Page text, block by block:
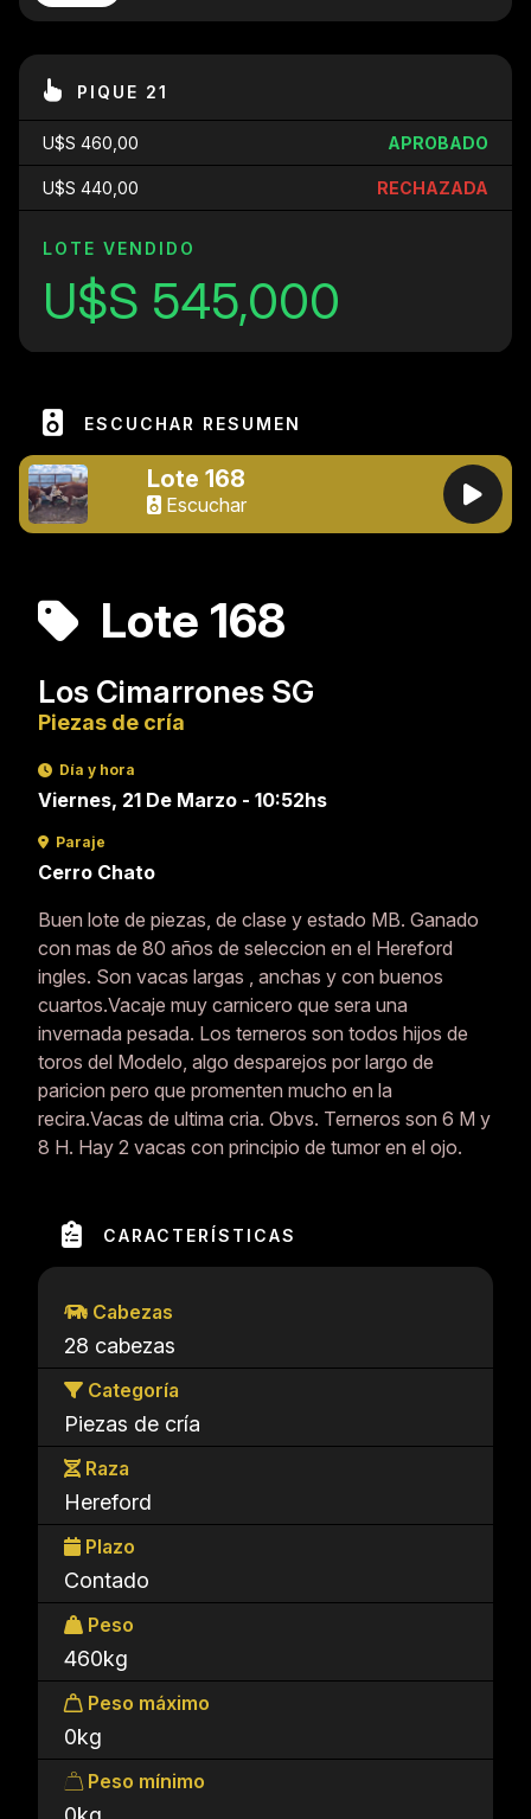
PIQUE 21
U$S 460,00 APROBADO
U$S 440,00 RECHAZADA
LOTE VENDIDO
U$S 545,000
ESCUCHAR RESUMEN
Lote 168
Escuchar
Lote 168
Los Cimarrones SG
Piezas de cría
Día y hora
Viernes, 21 De Marzo - 10:52hs
Paraje
Cerro Chato
Buen lote de piezas, de clase y estado MB. Ganado
con mas de 80 años de seleccion en el Hereford
ingles. Son vacas largas , anchas y con buenos
cuartos.Vacaje muy carnicero que sera una
invernada pesada. Los terneros son todos hijos de
toros del Modelo, algo desparejos por largo de
paricion pero que promenten mucho en la
recira.Vacas de ultima cria. Obvs. Terneros son 6 M y
8 H. Hay 2 vacas con principio de tumor en el ojo.
CARACTERÍSTICAS
Cabezas
28 cabezas
Categoría
Piezas de cría
Raza
Hereford
Plazo
Contado
Peso
460kg
Peso máximo
0kg
Peso mínimo